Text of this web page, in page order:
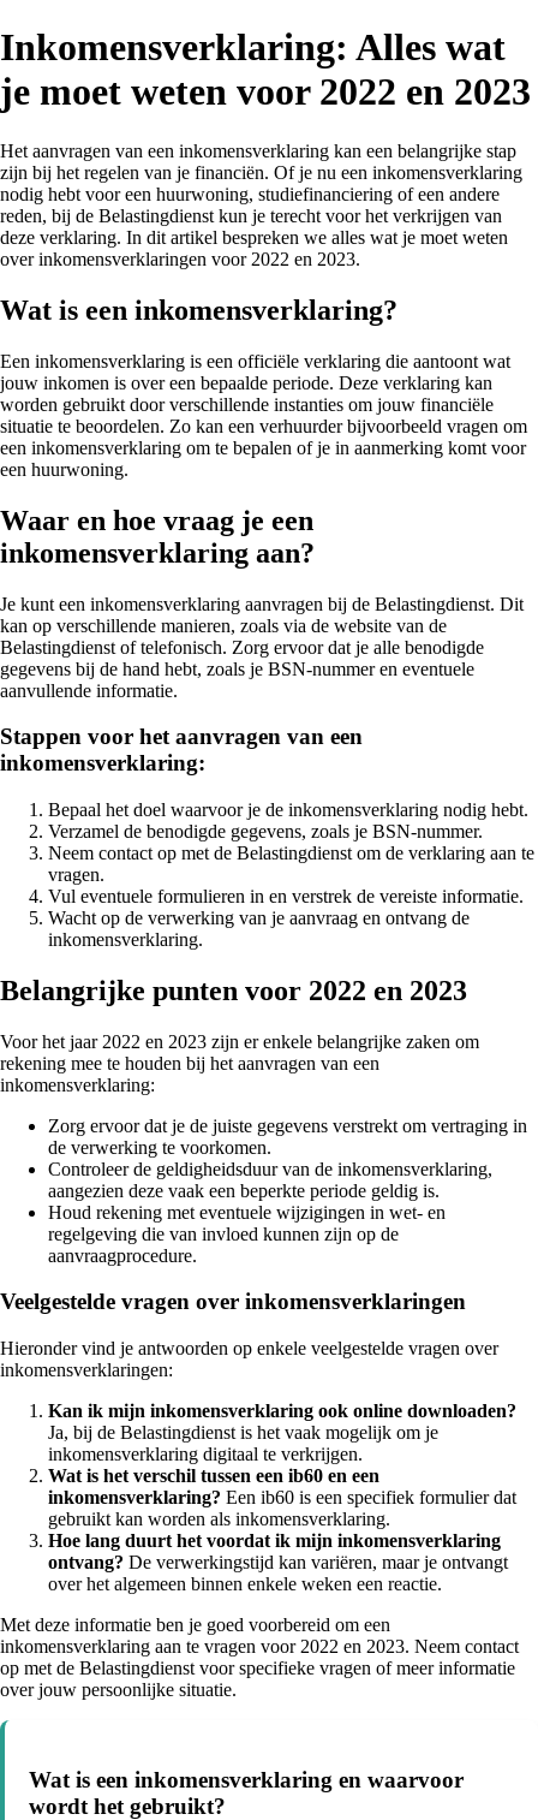
Inkomensverklaring: Alles wat
je moet weten voor 2022 en 2023
Het aanvragen van een inkomensverklaring kan een belangrijke stap
zijn bij het regelen van je financiën. Of je nu een inkomensverklaring
nodig hebt voor een huurwoning, studiefinanciering of een andere
reden, bij de Belastingdienst kun je terecht voor het verkrijgen van
deze verklaring. In dit artikel bespreken we alles wat je moet weten
over inkomensverklaringen voor 2022 en 2023.
Wat is een inkomensverklaring?
Een inkomensverklaring is een officiële verklaring die aantoont wat
jouw inkomen is over een bepaalde periode. Deze verklaring kan
worden gebruikt door verschillende instanties om jouw financiële
situatie te beoordelen. Zo kan een verhuurder bijvoorbeeld vragen om
een inkomensverklaring om te bepalen of je in aanmerking komt voor
een huurwoning.
Waar en hoe vraag je een
inkomensverklaring aan?
Je kunt een inkomensverklaring aanvragen bij de Belastingdienst. Dit
kan op verschillende manieren, zoals via de website van de
Belastingdienst of telefonisch. Zorg ervoor dat je alle benodigde
gegevens bij de hand hebt, zoals je BSN-nummer en eventuele
aanvullende informatie.
Stappen voor het aanvragen van een
inkomensverklaring:
Bepaal het doel waarvoor je de inkomensverklaring nodig hebt.
Verzamel de benodigde gegevens, zoals je BSN-nummer.
Neem contact op met de Belastingdienst om de verklaring aan te
vragen.
Vul eventuele formulieren in en verstrek de vereiste informatie.
Wacht op de verwerking van je aanvraag en ontvang de
inkomensverklaring.
Belangrijke punten voor 2022 en 2023
Voor het jaar 2022 en 2023 zijn er enkele belangrijke zaken om
rekening mee te houden bij het aanvragen van een
inkomensverklaring:
Zorg ervoor dat je de juiste gegevens verstrekt om vertraging in
de verwerking te voorkomen.
Controleer de geldigheidsduur van de inkomensverklaring,
aangezien deze vaak een beperkte periode geldig is.
Houd rekening met eventuele wijzigingen in wet- en
regelgeving die van invloed kunnen zijn op de
aanvraagprocedure.
Veelgestelde vragen over inkomensverklaringen
Hieronder vind je antwoorden op enkele veelgestelde vragen over
inkomensverklaringen:
Kan ik mijn inkomensverklaring ook online downloaden?
Ja, bij de Belastingdienst is het vaak mogelijk om je
inkomensverklaring digitaal te verkrijgen.
Wat is het verschil tussen een ib60 en een
inkomensverklaring? Een ib60 is een specifiek formulier dat
gebruikt kan worden als inkomensverklaring.
Hoe lang duurt het voordat ik mijn inkomensverklaring
ontvang? De verwerkingstijd kan variëren, maar je ontvangt
over het algemeen binnen enkele weken een reactie.
Met deze informatie ben je goed voorbereid om een
inkomensverklaring aan te vragen voor 2022 en 2023. Neem contact
op met de Belastingdienst voor specifieke vragen of meer informatie
over jouw persoonlijke situatie.
Wat is een inkomensverklaring en waarvoor
wordt het gebruikt?